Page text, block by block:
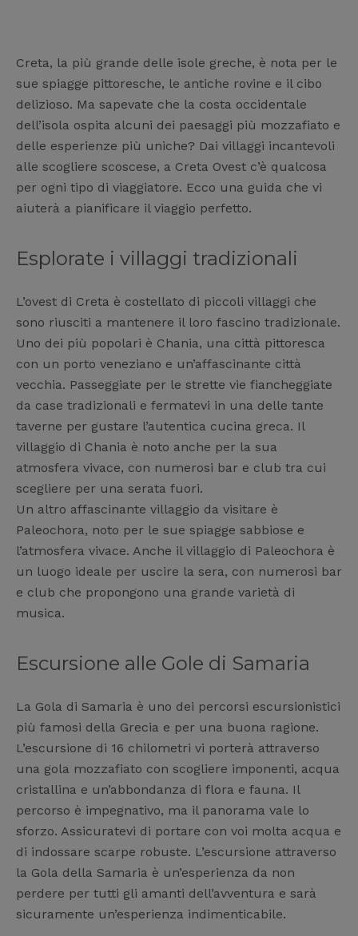
Creta, la più grande delle isole greche, è nota per le
sue spiagge pittoresche, le antiche rovine e il cibo
delizioso. Ma sapevate che la costa occidentale
dell’isola ospita alcuni dei paesaggi più mozzafiato e
delle esperienze più uniche? Dai villaggi incantevoli
alle scogliere scoscese, a Creta Ovest c’è qualcosa
per ogni tipo di viaggiatore. Ecco una guida che vi
aiuterà a pianificare il viaggio perfetto.
Esplorate i villaggi tradizionali
L’ovest di Creta è costellato di piccoli villaggi che
sono riusciti a mantenere il loro fascino tradizionale.
Uno dei più popolari è Chania, una città pittoresca
con un porto veneziano e un’affascinante città
vecchia. Passeggiate per le strette vie fiancheggiate
da case tradizionali e fermatevi in una delle tante
taverne per gustare l’autentica cucina greca. Il
villaggio di Chania è noto anche per la sua
atmosfera vivace, con numerosi bar e club tra cui
scegliere per una serata fuori.
Un altro affascinante villaggio da visitare è
Paleochora, noto per le sue spiagge sabbiose e
l’atmosfera vivace. Anche il villaggio di Paleochora è
un luogo ideale per uscire la sera, con numerosi bar
e club che propongono una grande varietà di
musica.
Escursione alle Gole di Samaria
La Gola di Samaria è uno dei percorsi escursionistici
più famosi della Grecia e per una buona ragione.
L’escursione di 16 chilometri vi porterà attraverso
una gola mozzafiato con scogliere imponenti, acqua
cristallina e un’abbondanza di flora e fauna. Il
percorso è impegnativo, ma il panorama vale lo
sforzo. Assicuratevi di portare con voi molta acqua e
di indossare scarpe robuste. L’escursione attraverso
la Gola della Samaria è un’esperienza da non
perdere per tutti gli amanti dell’avventura e sarà
sicuramente un’esperienza indimenticabile.